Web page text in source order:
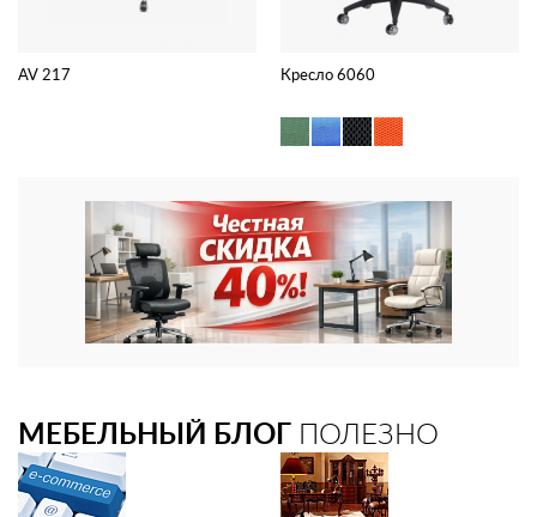
AV 217 Кресло 6060
МЕБЕЛЬНЫЙ БЛОГ ПОЛЕЗНО